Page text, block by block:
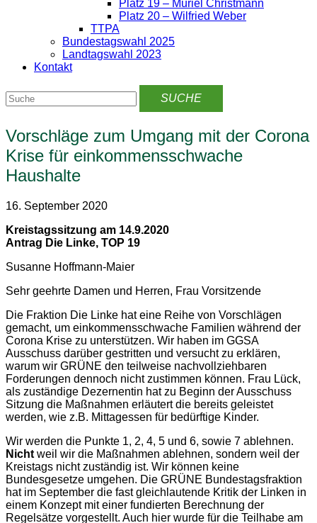
Platz 19 – Muriel Christmann
Platz 20 – Wilfried Weber
TTPA
Bundestagswahl 2025
Landtagswahl 2023
Kontakt
Vorschläge zum Umgang mit der Corona
Krise für einkommensschwache
Haushalte
16. September 2020
Kreistagssitzung am 14.9.2020
Antrag Die Linke, TOP 19
Susanne Hoffmann-Maier
Sehr geehrte Damen und Herren, Frau Vorsitzende
Die Fraktion Die Linke hat eine Reihe von Vorschlägen
gemacht, um einkommensschwache Familien während der
Corona Krise zu unterstützen. Wir haben im GGSA
Ausschuss darüber gestritten und versucht zu erklären,
warum wir GRÜNE den teilweise nachvollziehbaren
Forderungen dennoch nicht zustimmen können. Frau Lück,
als zuständige Dezernentin hat zu Beginn der Ausschuss
Sitzung die Maßnahmen erläutert die bereits geleistet
werden, wie z.B. Mittagessen für bedürftige Kinder.
Wir werden die Punkte 1, 2, 4, 5 und 6, sowie 7 ablehnen.
Nicht weil wir die Maßnahmen ablehnen, sondern weil der
Kreistags nicht zuständig ist. Wir können keine
Bundesgesetze umgehen. Die GRÜNE Bundestagsfraktion
hat im September die fast gleichlautende Kritik der Linken in
einem Konzept mit einer fundierten Berechnung der
Regelsätze vorgestellt. Auch hier wurde für die Teilhabe am